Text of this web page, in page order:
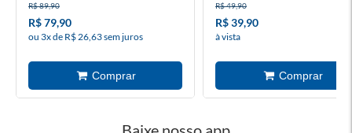
R$ 89,90
R$ 79,90
ou 3x de R$ 26,63 sem juros
R$ 49,90
R$ 39,90
à vista